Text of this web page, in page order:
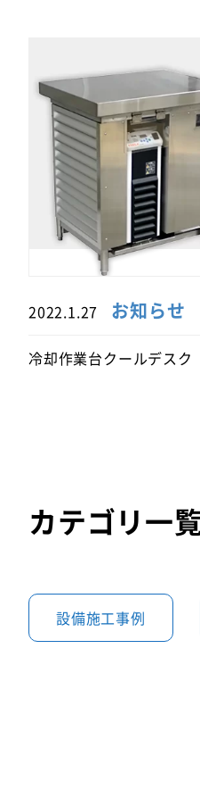
2022.1.27 お知らせ
冷却作業台クールデスク
カテゴリ一
設備施工事例